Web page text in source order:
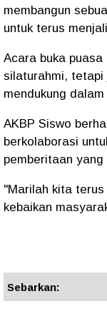
membangun
untuk terus
Acara buka puasa
silaturahmi, tetapi
mendukung
AKBP Siswo
berkolaborasi
pemberitaan
"Marilah kita
kebaikan
Sebarkan: